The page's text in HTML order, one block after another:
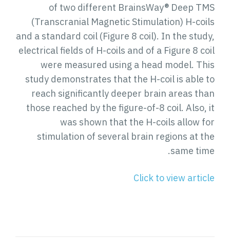
of two different BrainsWay® Deep TMS
(Transcranial Magnetic Stimulation) H-coils
and a standard coil (Figure 8 coil). In the study,
electrical fields of H-coils and of a Figure 8 coil
were measured using a head model. This
study demonstrates that the H-coil is able to
reach significantly deeper brain areas than
those reached by the figure-of-8 coil. Also, it
was shown that the H-coils allow for
stimulation of several brain regions at the
same time.
Click to view article